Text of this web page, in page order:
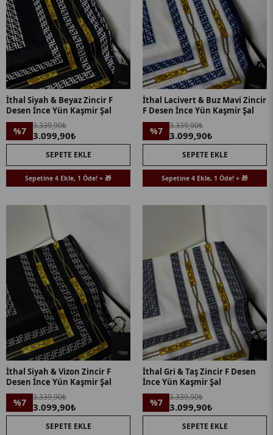
İthal Siyah & Beyaz Zincir F
Desen İnce Yün Kaşmir Şal
%7 3.339,90₺
3.099,90₺
SEPETE EKLE
Sepetine 4 Ekle, 1 Öde! + 🎁
İthal Lacivert & Buz Mavi Zincir
F Desen İnce Yün Kaşmir Şal
%7 3.339,90₺
3.099,90₺
SEPETE EKLE
Sepetine 4 Ekle, 1 Öde! + 🎁
İthal Siyah & Vizon Zincir F
Desen İnce Yün Kaşmir Şal
%7 3.339,90₺
3.099,90₺
SEPETE EKLE
İthal Gri & Taş Zincir F Desen
İnce Yün Kaşmir Şal
%7 3.339,90₺
3.099,90₺
SEPETE EKLE